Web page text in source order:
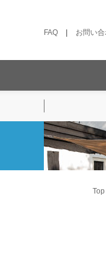
FAQ お問い
Top